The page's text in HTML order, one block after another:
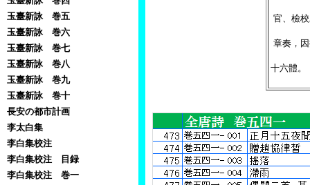
玉臺新詠 巻五
玉臺新詠 巻六
玉臺新詠 巻七
玉臺新詠 巻八
玉臺新詠 巻九
玉臺新詠 巻十
長安の都市計画
李太白集
李白集校注
李白集校注 目録
李白集校注 巻一
官、檢
章奏，
十六體。